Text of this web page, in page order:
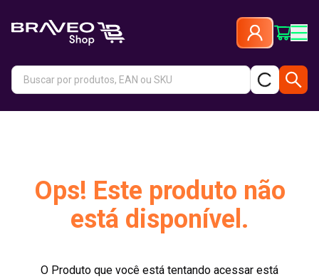
Ops! Este produto não
está disponível.
O Produto que você está tentando acessar está